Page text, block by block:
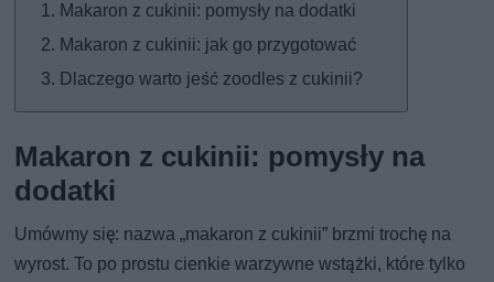
Makaron z cukinii: pomysły na dodatki
Makaron z cukinii: jak go przygotować
Dlaczego warto jeść zoodles z cukinii?
Makaron z cukinii: pomysły na
dodatki
Umówmy się: nazwa „makaron z cukinii” brzmi trochę na
wyrost. To po prostu cienkie warzywne wstążki, które tylko